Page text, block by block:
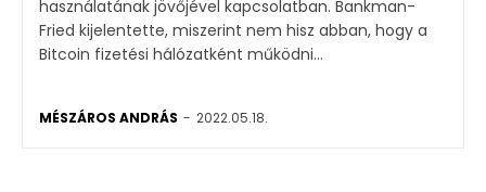
használatának jövőjével kapcsolatban. Bankman-
Fried kijelentette, miszerint nem hisz abban, hogy a
Bitcoin fizetési hálózatként működni...
MÉSZÁROS ANDRÁS - 2022.05.18.